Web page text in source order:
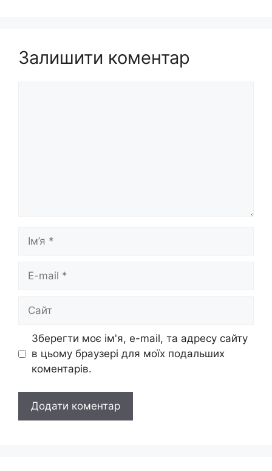
Залишити коментар
mail
Зберегти моє ім'я, e-mail, та адресу сайту
в цьому браузері для моїх подальших
коментарів.